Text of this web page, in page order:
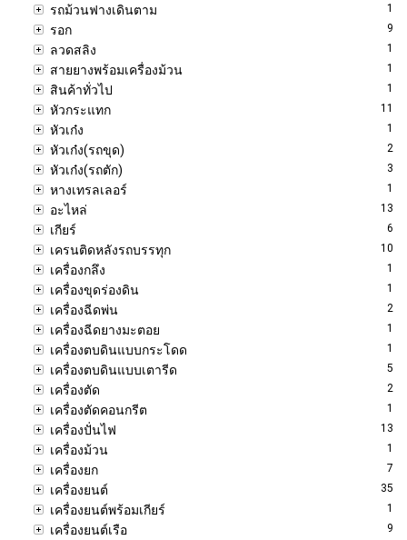
รถม้วนฟางเดินตาม 1
รอก 9
ลวดสลิง 1
สายยางพร้อมเครื่องม้วน 1
สินค้าทั่วไป 1
หัวกระแทก 11
หัวเก๋ง 1
หัวเก๋ง(รถขุด) 2
หัวเก๋ง(รถตัก) 3
หางเทรลเลอร์ 1
อะไหล่ 13
เกียร์ 6
เครนติดหลังรถบรรทุก 10
เครื่องกลึง 1
เครื่องขุดร่องดิน 1
เครื่องฉีดพ่น 2
เครื่องฉีดยางมะตอย 1
เครื่องตบดินแบบกระโดด 1
เครื่องตบดินแบบเตารีด 5
เครื่องตัด 2
เครื่องตัดคอนกรีต 1
เครื่องปั่นไฟ 13
เครื่องม้วน 1
เครื่องยก 7
เครื่องยนต์ 35
เครื่องยนต์พร้อมเกียร์ 1
เครื่องยนต์เรือ 9